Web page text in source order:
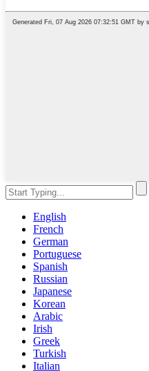
English
French
German
Portuguese
Spanish
Russian
Japanese
Korean
Arabic
Irish
Greek
Turkish
Italian